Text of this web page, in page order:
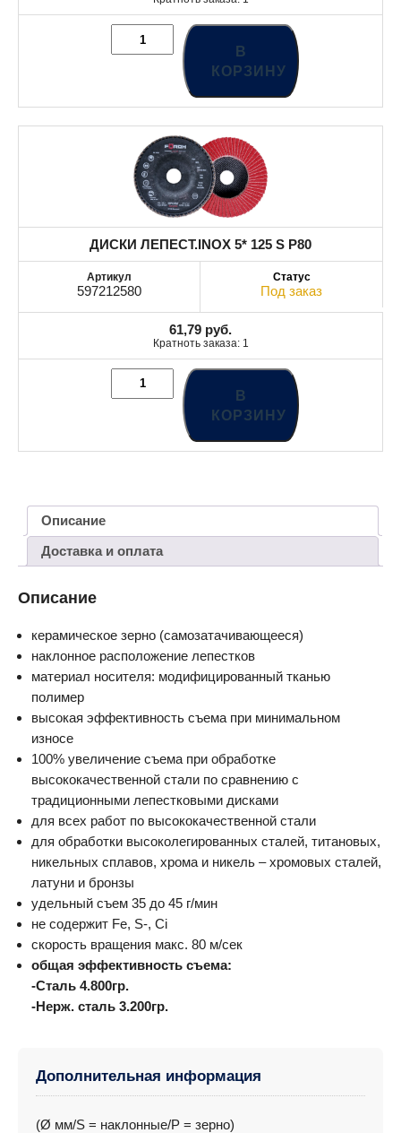
В
КОРЗИНУ
ДИСКИ ЛЕПЕСТ.INOX 5* 125 S P80
597212580 Под заказ
61,79 руб.
Кратноть заказа: 1
В
КОРЗИНУ
Описание
Доставка и оплата
Описание
керамическое зерно (самозатачивающееся)
наклонное расположение лепестков
материал носителя: модифицированный тканью
полимер
высокая эффективность съема при минимальном
износе
100% увеличение съема при обработке
высококачественной стали по сравнению с
традиционными лепестковыми дисками
для всех работ по высококачественной стали
для обработки высоколегированных сталей, титановых,
никельных сплавов, хрома и никель – хромовых сталей,
латуни и бронзы
удельный съем 35 до 45 г/мин
не содержит Fe, S-, Ci
скорость вращения макс. 80 м/сек
общая эффективность съема:
-Сталь 4.800гр.
-Нерж. сталь 3.200гр.
Дополнительная информация
(Ø мм/S = наклонные/P = зерно)